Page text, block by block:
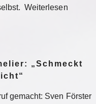
Weiterlesen
„Schmeckt
gemacht: Sven Förster